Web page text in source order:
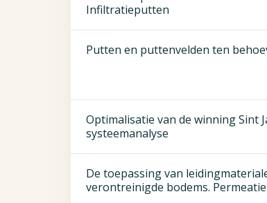
Infiltratieputten
Putten en puttenvelden ten
Optimalisatie van de winning Sint
systeemanalyse
De toepassing van
verontreinigde bodems. Permeatie